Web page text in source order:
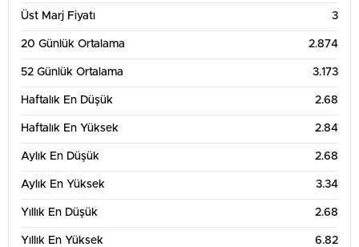
Haz '26 Ağu '26
3
3.5
4
5
Üst Marj Fiyatı 3
20 Günlük Ortalama 2.874
52 Günlük Ortalama 3.173
Haftalık En Düşük 2.68
Haftalık En Yüksek 2.84
Aylık En Düşük 2.68
Aylık En Yüksek 3.34
Yıllık En Düşük 2.68
Yıllık En Yüksek 6.82